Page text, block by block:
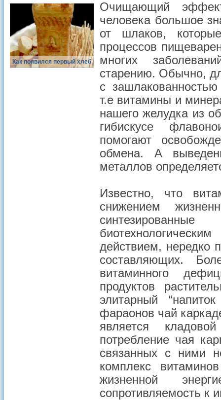
Как появился первый хлеб
Очищающий
человека большое
от шлаков,
процессов
многих
старению. Обычно,
с
т.е витамины и
нашего желудка из
гибискусе
помогают
обмена. А
металлов
Известно, что
снижением
действием, нередко
составляющих.
витаминного
продуктов
элитарный
фараонов чай
является
потребление чая
связанных с ними
комплекс
жизненной
сопротивляемость к